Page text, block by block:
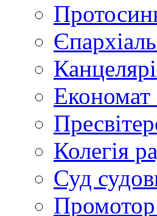
Економат
Колегія
Суд
Промотор